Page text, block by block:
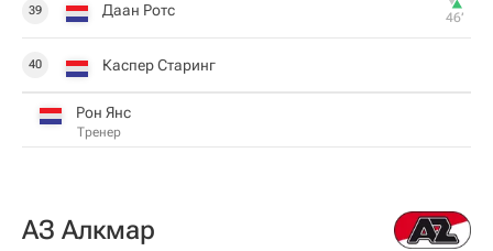
39 Даан Ротс 46‎’‎
40 Каспер Старинг
Рон Янс
Тренер
АЗ Алкмар